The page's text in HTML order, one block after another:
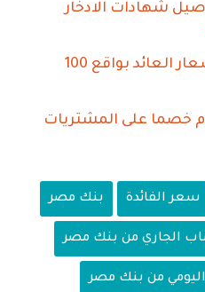
19%.. تفاصيل شهادات الادخار
البنك المركزي يرفع أسعار العائد بواقع 100
خصما على المشتريات
سعر الفائدة بنك مصر
الجاري من بنك مصر
اليومي من بنك مصر